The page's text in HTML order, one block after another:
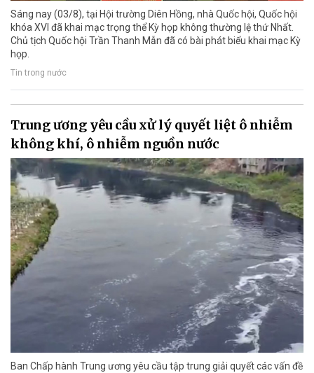
Sáng nay (03/8), tại Hội trường Diên Hồng, nhà Quốc hội, Quốc hội
khóa XVI đã khai mạc trọng thể Kỳ họp không thường lệ thứ Nhất.
Chủ tịch Quốc hội Trần Thanh Mẫn đã có bài phát biểu khai mạc Kỳ
họp.
Tin trong nước
Trung ương yêu cầu xử lý quyết liệt ô nhiễm
không khí, ô nhiễm nguồn nước
Ban Chấp hành Trung ương yêu cầu tập trung giải quyết các vấn đề